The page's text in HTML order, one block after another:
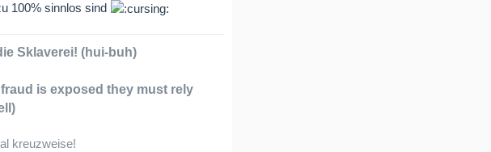
100% sinnlos sind
Sklaverei! (hui-buh)
is exposed they must rely
kreuzweise!